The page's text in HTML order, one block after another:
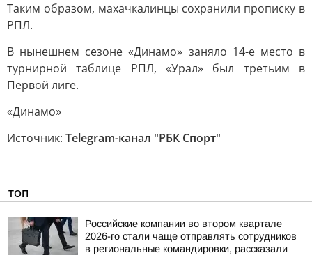
Таким образом, махачкалинцы сохранили прописку в
РПЛ.
В нынешнем сезоне «Динамо» заняло 14-е место в
турнирной таблице РПЛ, «Урал» был третьим в
Первой лиге.
«Динамо»
Источник: Telegram-канал "РБК Спорт"
ТОП
Российские компании во втором квартале
2026-го стали чаще отправлять сотрудников
в региональные командировки, рассказали